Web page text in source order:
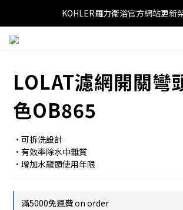
KOHLER羅力衛浴官方網站更新
LOLAT濾網開關彎
色OB865
•可拆洗設計
•有效率除水中雜質
•增加水龍頭使用年限
滿5000免運費 on order